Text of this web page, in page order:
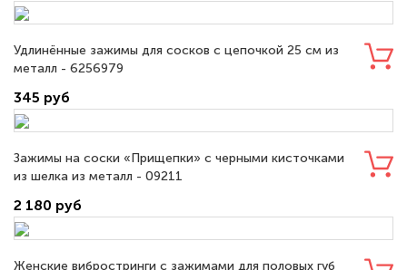
Удлинённые зажимы для сосков с цепочкой 25 см из
металл - 6256979
345 руб
Зажимы на соски «Прищепки» с черными кисточками
из шелка из металл - 09211
2 180 руб
Женские вибростринги с зажимами для половых губ